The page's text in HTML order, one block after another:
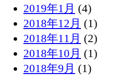
2019年1月 (4)
2018年12月 (1)
2018年11月 (2)
2018年10月 (1)
2018年9月 (1)